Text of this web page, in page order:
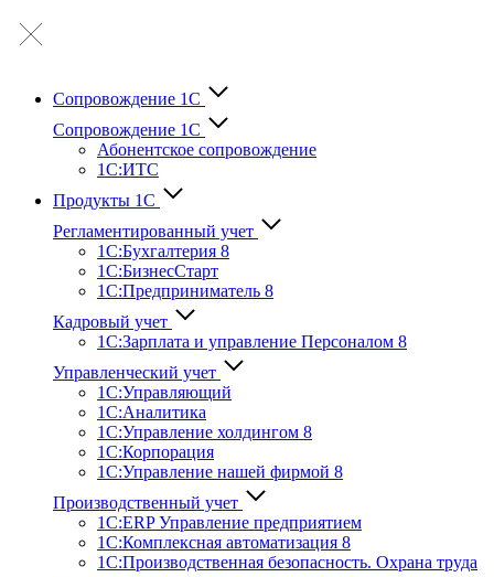
Сопровождение 1С
Сопровождение 1С
Абонентское сопровождение
1С:ИТС
Продукты 1С
Регламентированный учет
1C:Бухгалтерия 8
1С:БизнесСтарт
1C:Предприниматель 8
Кадровый учет
1С:Зарплата и управление Персона­лом 8
Управленческий учет
1С:Управляющий
1С:Аналитика
1С:Управление холдингом 8
1С:Корпорация
1С:Управление нашей фирмой 8
Производственный учет
1С:ERP Управление предприятием
1С:Комплексная автоматизация 8
1С:Производственная безопасность. Охрана труда